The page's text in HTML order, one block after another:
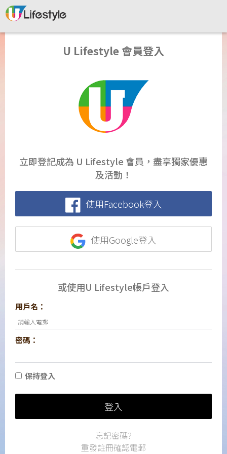
U Lifestyle 會員登入
立即登記成為 U Lifestyle 會員，盡享獨家優惠
及活動！
使用Facebook登入
使用Google登入
或使用U Lifestyle帳戶登入
用戶名：
密碼：
保持登入
登入
忘記密碼?
重發註冊確認電郵